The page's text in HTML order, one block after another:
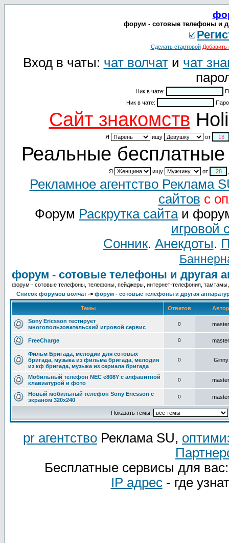
форум - сотовые телефоны и
Сделать стартовой Добавить
Вход в чаты: чат волчати чат
Ник в чате:
Ник в чате:
Cайт знакомств
Я ищу от
Реальные бесплатные
Я ищу от
Рекламное агентство Реклама
сайтов с
Форум Раскрутка сайтаи
игровой
Сонник. Анекдоты.
форум - сотовые телефоны и другая
форум - сотовые телефоны, телефоны, пейджеры, интернет-телефония,
Список форумов волчат -> форум - сотовые телефоны и другая
Темы Ответов
Sony Ericsson тестирует
многопользовательский игровой сервис
0 master
FreeCharge 0 master
Фильм Бригада, мелодии для сотовых
бригада, музыка из фильма бригада, мелодия
из кф бригада, музыка из сериала бригада
0 Ginny
Мобильный телефон NEC e808Y с алфавитной
клавиатурой и фото
0 master
Новый мобильный телефон Sony Ericsson с
экраном 320х240
0 master
Показать темы:
pr агентство Реклама SU,
Бесплатные сервисы для
IP адрес- где